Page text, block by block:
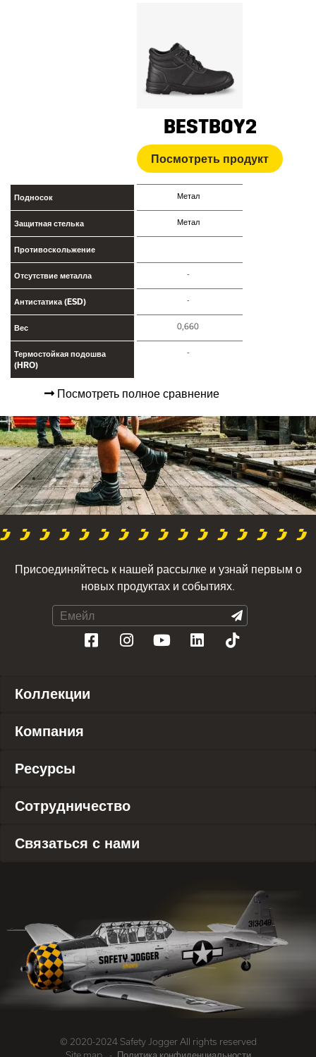
BESTBOY2
Посмотреть продукт
Подносок Метал
Защитная стелька Метал
Противоскольжение
Отсутствие металла -
Антистатика (ESD) -
Вес 0,660
Термостойкая подошва
(HRO)
-
Посмотреть полное сравнение
Присоединяйтесь к нашей рассылке и узнай первым о
новых продуктах и событиях.
Коллекции
Компания
Ресурсы
Сотрудничество
Связаться с нами
© 2020-2024 Safety Jogger All rights reserved